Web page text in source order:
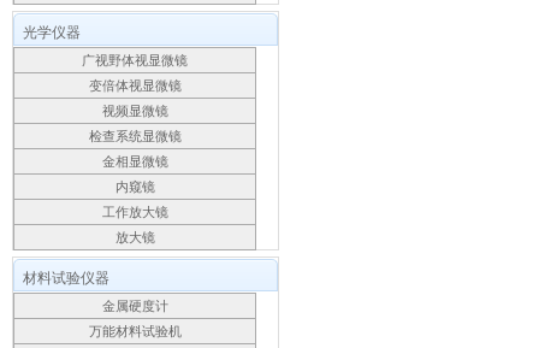
光学仪器
广视野体视显微镜
变倍体视显微镜
视频显微镜
检查系统显微镜
金相显微镜
内窥镜
工作放大镜
放大镜
材料试验仪器
金属硬度计
万能材料试验机